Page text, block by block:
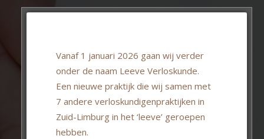
praktijk
Verloskundige praktijk Mama,
ik zou het iedereen aanraden.
Super fijne begeleiding van
Vanaf 1 januari 2026 gaan wij verder
onder de naam Leeve Verloskunde.
Een nieuwe praktijk die wij samen met
7 andere verloskundigenpraktijken in
Zuid-Limburg in het ‘leeve’ geroepen
hebben.